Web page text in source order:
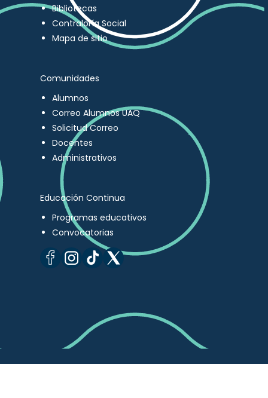
Bibliotecas
Contraloría Social
Mapa de sitio
Comunidades
Alumnos
Correo Alumnos UAQ
Solicitud Correo
Docentes
Administrativos
Educación Continua
Programas educativos
Convocatorias